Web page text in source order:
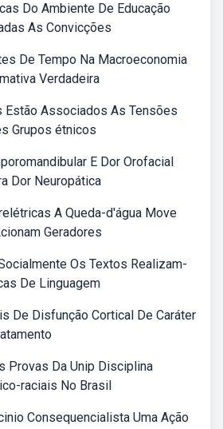
Do Ambiente De Educação
As Convicções
De Tempo Na Macroeconomia
Verdadeira
Estão Associados As Tensões
Grupos étnicos
E Dor Orofacial
Dor Neuropática
A Queda-d'água Move
Geradores
Os Textos Realizam-
De Linguagem
De Disfunção Cortical De Caráter
Provas Da Unip Disciplina
raciais No Brasil
Consequencialista Uma Ação